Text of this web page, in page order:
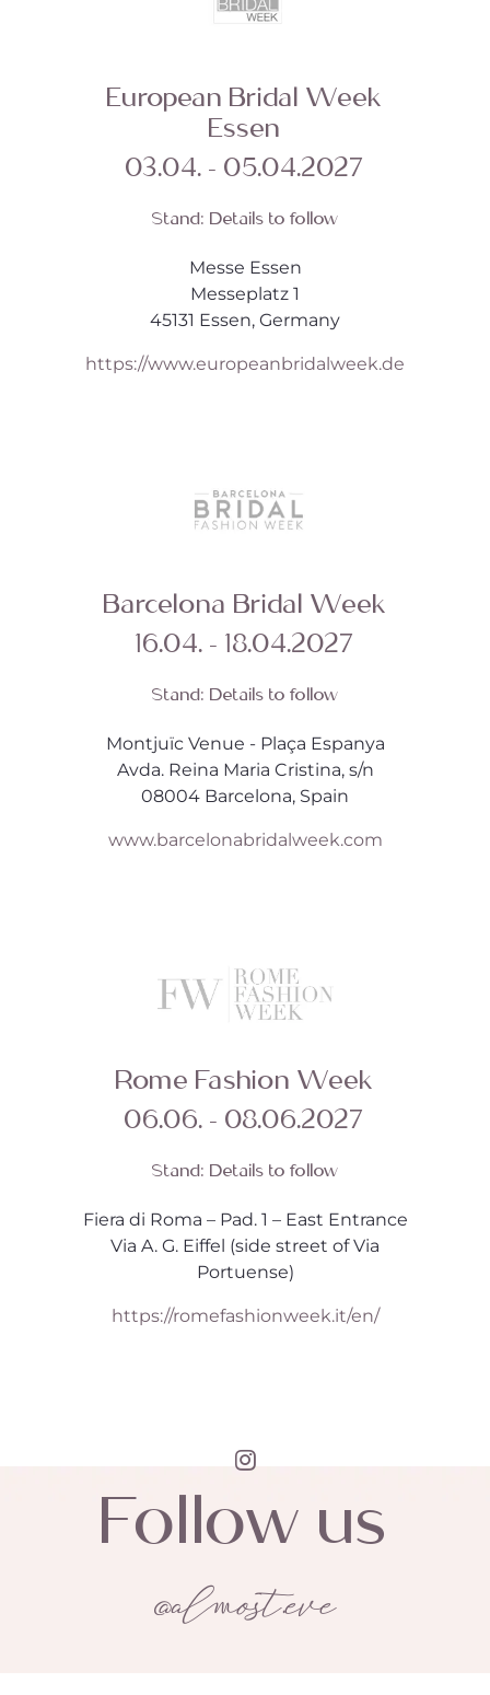
European Bridal Week
Essen
03.04. - 05.04.2027
Stand: Details to follow
Messe Essen
Messeplatz 1
45131 Essen, Germany
https://www.europeanbridalweek.de
Barcelona Bridal Week
16.04. - 18.04.2027
Stand: Details to follow
Montjuïc Venue - Plaça Espanya
Avda. Reina Maria Cristina, s/n
08004 Barcelona, Spain
www.barcelonabridalweek.com
Rome Fashion Week
06.06. - 08.06.2027
Stand: Details to follow
Fiera di Roma – Pad. 1 – East Entrance
Via A. G. Eiffel (side street of Via
Portuense)
https://romefashionweek.it/en/
Follow us
@almost.eve